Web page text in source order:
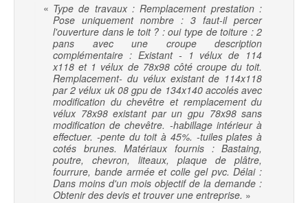
« Type de travaux : Remplacement prestation :
Pose uniquement nombre : 3 faut-il percer
l'ouverture dans le toit ? : oui type de toiture : 2
pans avec une croupe description
complémentaire : Existant - 1 vélux de 114
x118 et 1 vélux de 78x98 côté croupe du toit.
Remplacement- du vélux existant de 114x118
par 2 vélux uk 08 gpu de 134x140 accolés avec
modification du chevêtre et remplacement du
vélux 78x98 existant par un gpu 78x98 sans
modification de chevêtre. -habillage intérieur à
effectuer. -pente du toit à 45%. -tuiles plates à
cotés brunes. Matériaux fournis : Bastaing,
poutre, chevron, liteaux, plaque de plâtre,
fourrure, bande armée et colle gel pvc. Délai :
Dans moins d'un mois objectif de la demande :
Obtenir des devis et trouver une entreprise. »